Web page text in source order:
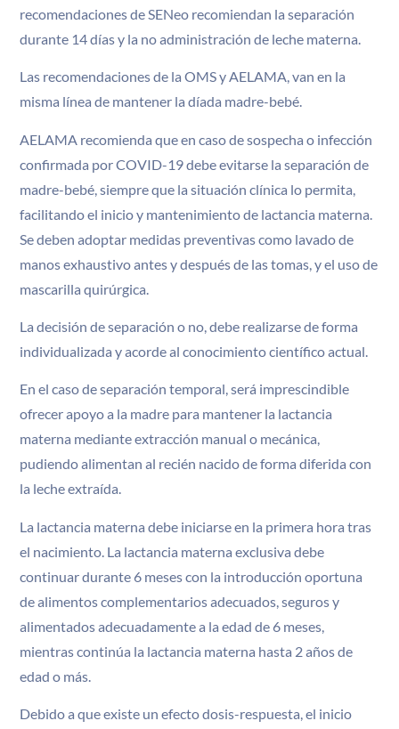
recomendaciones de SENeo recomiendan la separación
durante 14 días y la no administración de leche materna.
Las recomendaciones de la OMS y AELAMA, van en la
misma línea de mantener la díada madre-bebé.
AELAMA recomienda que en caso de sospecha o infección
confirmada por COVID-19 debe evitarse la separación de
madre-bebé, siempre que la situación clínica lo permita,
facilitando el inicio y mantenimiento de lactancia materna.
Se deben adoptar medidas preventivas como lavado de
manos exhaustivo antes y después de las tomas, y el uso de
mascarilla quirúrgica.
La decisión de separación o no, debe realizarse de forma
individualizada y acorde al conocimiento científico actual.
En el caso de separación temporal, será imprescindible
ofrecer apoyo a la madre para mantener la lactancia
materna mediante extracción manual o mecánica,
pudiendo alimentan al recién nacido de forma diferida con
la leche extraída.
La lactancia materna debe iniciarse en la primera hora tras
el nacimiento. La lactancia materna exclusiva debe
continuar durante 6 meses con la introducción oportuna
de alimentos complementarios adecuados, seguros y
alimentados adecuadamente a la edad de 6 meses,
mientras continúa la lactancia materna hasta 2 años de
edad o más.
Debido a que existe un efecto dosis-respuesta, el inicio